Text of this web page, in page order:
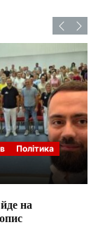
Політика
на